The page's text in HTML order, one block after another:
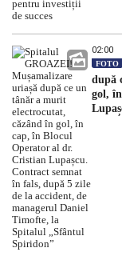
02:00
FOTO
după
gol,